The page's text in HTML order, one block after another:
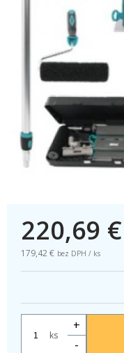
220,69 €
179,42 € bez DPH / ks
ks
+
-